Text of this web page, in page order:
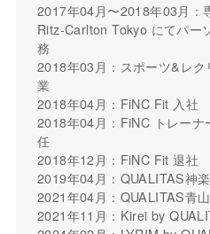
2017年04月〜2018年03月：
Ritz-Carlton Tokyo にてパー
務
2018年03月：スポーツ&レ
業
2018年04月：FiNC Fit 入社
2018年04月：FiNC トレーナ
任
2018年12月：FiNC Fit 退社
2019年04月：QUALITAS神
2021年04月：QUALITAS青
2021年11月：Kirei by